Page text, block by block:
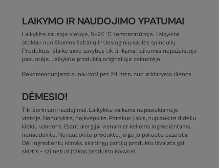
LAIKYMO IR NAUDOJIMO YPATUMAI
Laikykite sausoje vietoje, 5–25 °C temperatūroje. Laikykite
atokiau nuo šilumos šaltinių ir tiesioginių saulės spindulių.
Produktas išlaiko savo savybes tik tinkamai laikomas nepažeistoje
pakuotėje. Laikykite produktą originalioje pakuotėje.
Rekomenduojama sunaudoti per 24 mėn. nuo atidarymo dienos.
DĖMESIO!
Tik išoriniam naudojimui. Laikykite vaikams nepasiekiamoje
vietoje. Nenurykite, neįkvėpkite. Patekus į akis, nuplaukite dideliu
kiekiu vandens. Esant alergijai vienam ar keliems ingredientams,
nenaudokite. Nenaudokite produkto, jeigu jo pakuotė pažeista.
Dėl ingredientų kilmės, skirtingų partijų produkto išvaizda gali
skirtis – tai neturi įtakos produkto kokybei.